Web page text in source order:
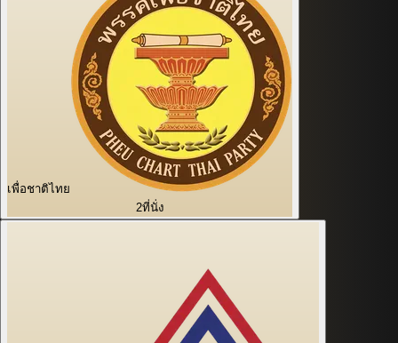
เพื่อชาติไทย
2ที่นั่ง